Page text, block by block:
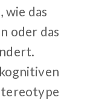
wie das
oder das